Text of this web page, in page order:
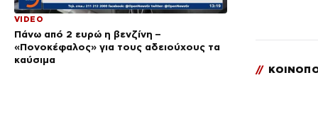
VIDEO
Πάνω από 2 ευρώ η βενζίνη –
«Πονοκέφαλος» για τους αδειούχους τα
καύσιμα
//